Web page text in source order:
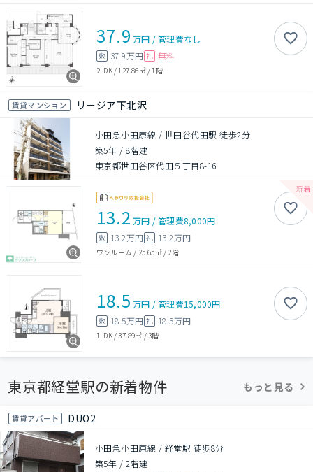
37.9 万円 /管理費なし
敷 37.9万円 礼 無料
2LDK/ 127.86㎡/ 1階
賃貸マンション リージア下北沢
小田急小田原線 / 世田谷代田駅 徒歩2分
築5年 / 8階建
東京都世田谷区代田５丁目8-16
13.2 万円 /管理費8,000円
敷 13.2万円 礼 13.2万円
ワンルーム / 25.65㎡/2階
18.5 万円 /管理費15,000円
敷 18.5万円 礼 18.5万円
1LDK/37.89㎡ /3階
東京都経堂駅の新着物件 もっと見る
賃貸アパート DUO2
小田急小田原線 / 経堂駅 徒歩8分
築5年 / 2階建